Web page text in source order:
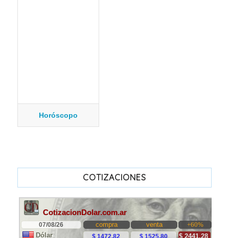
Horóscopo
COTIZACIONES